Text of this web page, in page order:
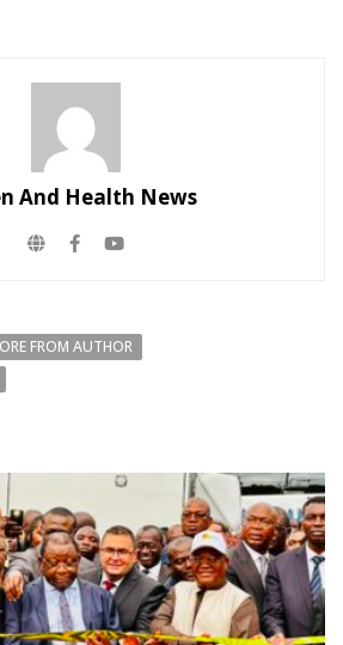
And Health News
FROM AUTHOR